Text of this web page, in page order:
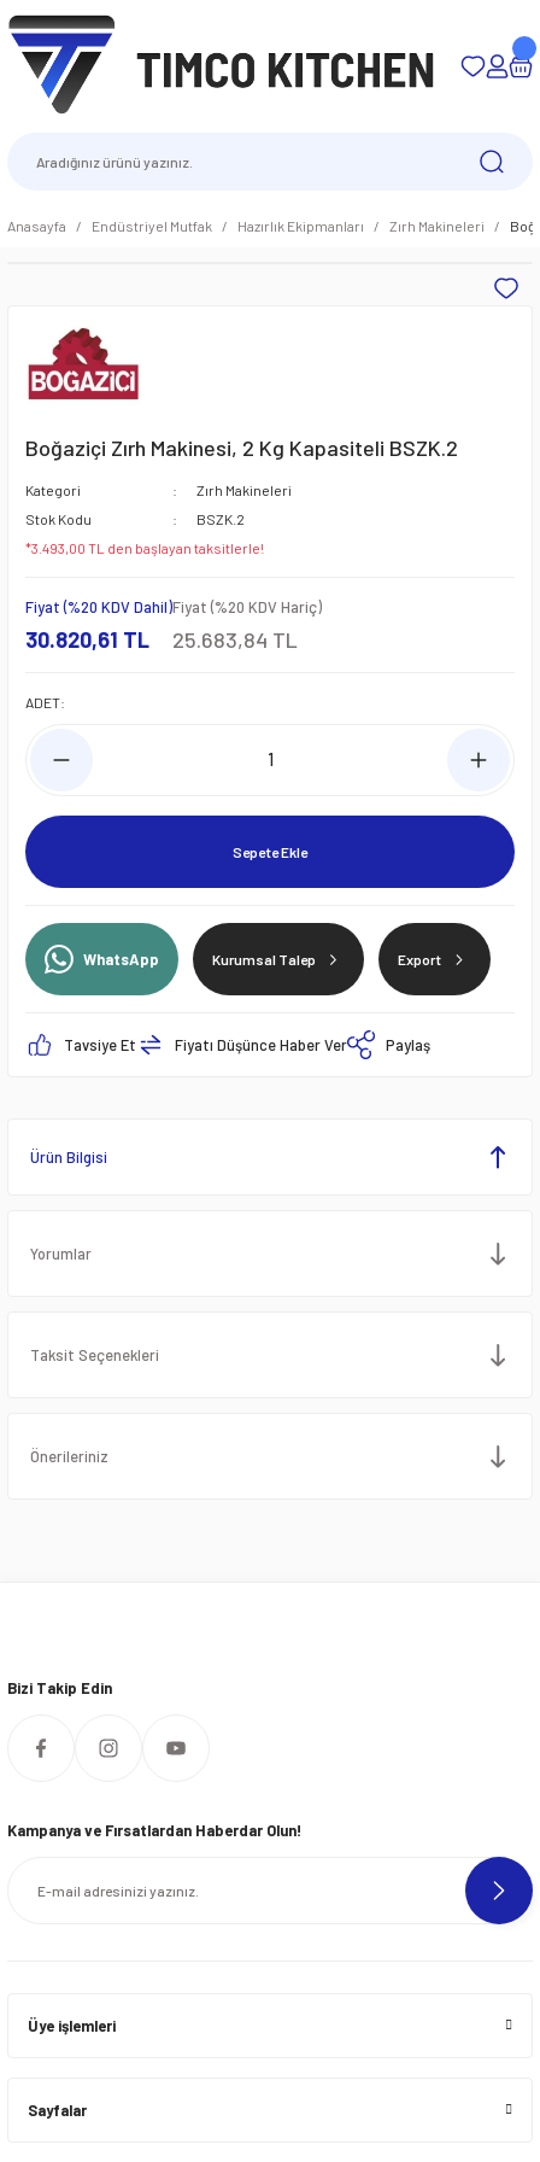
Anasayfa Endüstriyel Mutfak Hazırlık Ekipmanları Zırh Makineleri
Boğaziçi Zırh Makinesi, 2 Kg Kapasiteli BSZK.2
Kategori
Zırh Makineleri
Stok Kodu
BSZK.2
*3.493,00 TL den başlayan taksitlerle!
Fiyat (%20 KDV Dahil)
30.820,61 TL
Fiyat (%20 KDV Hariç)
25.683,84 TL
ADET:
Sepete Ekle
WhatsApp Kurumsal Talep Export
Tavsiye Et Fiyatı Düşünce Haber Ver Paylaş
Ürün Bilgisi
Yorumlar
Taksit Seçenekleri
Önerileriniz
Bizi Takip Edin
Kampanya ve Fırsatlardan Haberdar Olun!
Üye işlemleri
Sayfalar